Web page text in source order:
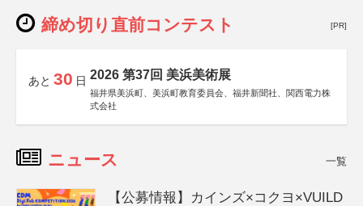
締め切り直前コンテスト [PR]
あと 30 日 2026 第37回 美浜美術展
福井県美浜町、美浜町教育委員会、福井新聞社、関西電力株
式会社
ニュース 一覧
【公募情報】カインズ×コクヨ×VUILD